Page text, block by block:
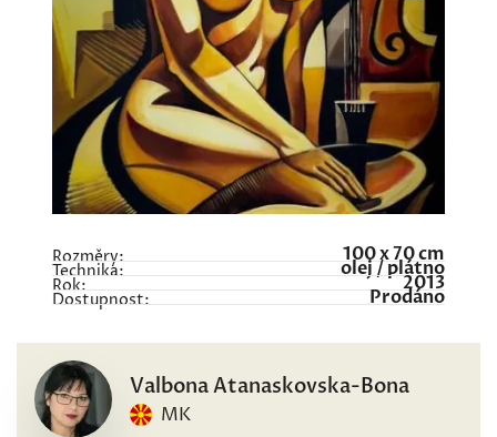
Rozměry: 100 x 70 cm
Technika: olej / plátno
Rok: 2013
Dostupnost: Prodáno
Valbona Atanaskovska-Bona
MK